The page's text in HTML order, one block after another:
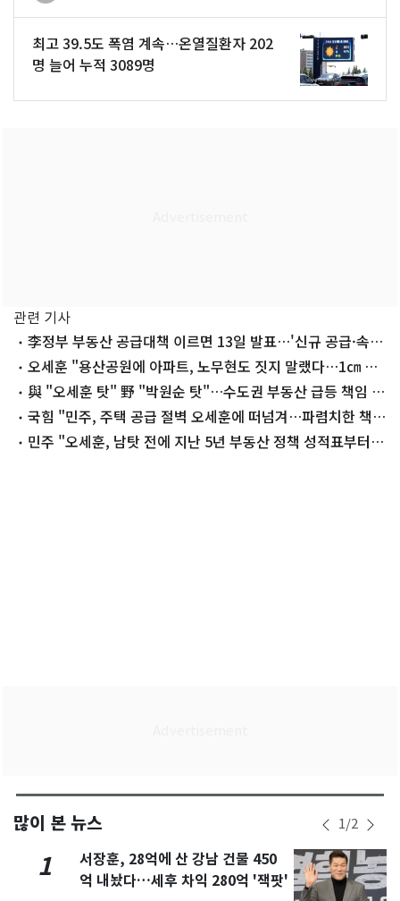
최고 39.5도 폭염 계속…온열질환자 202
명 늘어 누적 3089명
관련 기사
李정부 부동산 공급대책 이르면 13일 발표…'신규 공급·속
도' 총력 집중
오세훈 "용산공원에 아파트, 노무현도 짓지 말랬다…1㎝ 훼
손도 동의 못해"
與 "오세훈 탓" 野 "박원순 탓"…수도권 부동산 급등 책임 공
방 국힘 "민주, 주택 공급 절벽 오세훈에 떠넘겨…파렴치한 책임
회피"
민주 "오세훈, 남탓 전에 지난 5년 부동산 정책 성적표부터
많이 본 뉴스 1/2
1
서장훈, 28억에 산 강남 건물 450
억 내놨다…세후 차익 280억 '잭팟'